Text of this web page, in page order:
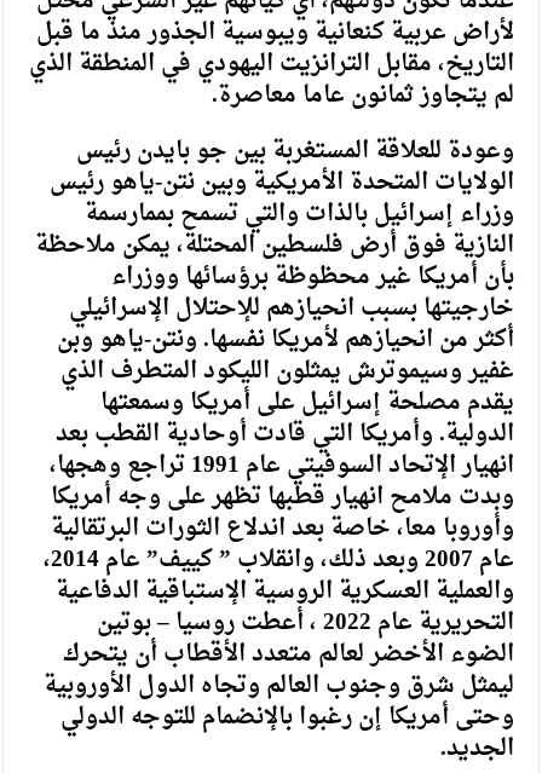
لأراض عربية كنعانية ويبوسية الجذور منذ ما قبل
التاريخ، مقابل الترانزيت اليهودي في المنطقة الذي
لم يتجاوز ثمانون عاما معاصرة.
وعودة للعلاقة المستغربة بين جو بايدن رئيس
الولايات المتحدة الأمريكية وبين نتن-ياهو رئيس
وزراء إسرائيل بالذات والتي تسمح بممارسمة
النازية فوق أرض فلسطين المحتلة، يمكن ملاحظة
بأن أمريكا غير محظوظة برؤسائها ووزراء
خارجيتها بسبب انحيازهم للإحتلال الإسرائيلي
أكثر من انحيازهم لأمريكا نفسها. ونتن-ياهو وبن
غفير وسيموترش يمثلون الليكود المتطرف الذي
يقدم مصلحة إسرائيل على أمريكا وسمعتها
الدولية. وأمريكا التي قادت أوحادية القطب بعد
انهيار الإتحاد السوفيتي عام 1991 تراجع وهجها،
وبدت ملامح انهيار قطبها تظهر على وجه أمريكا
وأوروبا معا، خاصة بعد اندلاع الثورات البرتقالية
عام 2007 وبعد ذلك، وانقلاب ” كييف” عام 2014،
والعملية العسكرية الروسية الإستباقية الدفاعية
التحريرية عام 2022 ، أعطت روسيا – بوتين
الضوء الأخضر لعالم متعدد الأقطاب أن يتحرك
ليمثل شرق وجنوب العالم وتجاه الدول الأوروبية
وحتى أمريكا إن رغبوا بالإنضمام للتوجه الدولي
الجديد.